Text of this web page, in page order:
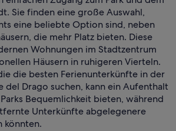
Sie finden eine große Auswahl,
eine beliebte Option sind, neben
die mehr Platz bieten. Diese
Wohnungen im Stadtzentrum
Häusern in ruhigeren Vierteln.
die besten Ferienunterkünfte in der
del Drago suchen, kann ein Aufenthalt
Bequemlichkeit bieten, während
Unterkünfte abgelegenere
könnten.